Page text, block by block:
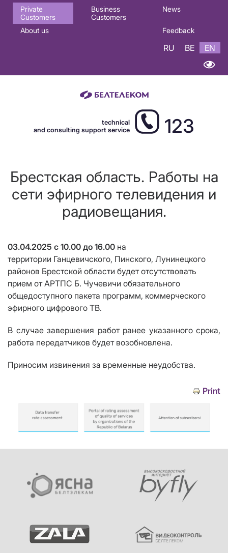
Основная
навигация
Private
Customers
Business
Customers
News
About us Feedback
RU BE EN
technical
and consulting support service
123
Брестская область. Работы на
сети эфирного телевидения и
радиовещания.
03.04.2025 с 10.00 до 16.00 на
территории Ганцевичского, Пинского, Лунинецкого
районов Брестской области будет отсутствовать
прием от АРТПС Б. Чучевичи обязательного
общедоступного пакета программ, коммерческого
эфирного цифрового ТВ.
В случае завершения работ ранее указанного срока,
работа передатчиков будет возобновлена.
Приносим извинения за временные неудобства.
Print